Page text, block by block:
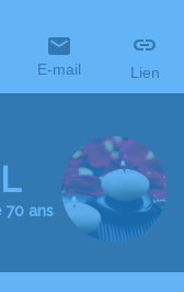
E-mail Lien
ans